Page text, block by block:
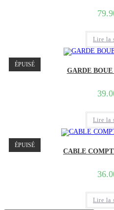
Lire la
ÉPUISÉ
GARDE
Lire la
ÉPUISÉ
CABLE
Lire la